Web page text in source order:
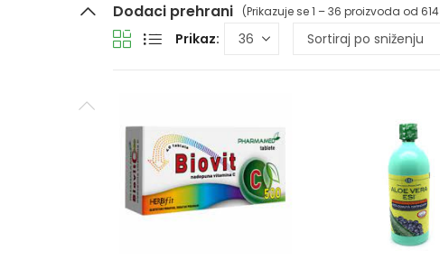
OUTLET
Dodaci prehrani (Prikazuje se 1 – 36 proizvoda od
Prikaz: